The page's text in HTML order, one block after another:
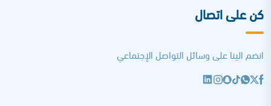
كن على اتصال
انضم الينا على وسائل التواصل الإجتماعي